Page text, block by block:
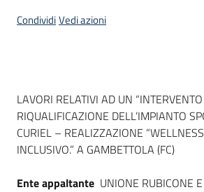
CondividiVedi azioni
Dati del bando
LAVORI RELATIVI AD UN
RIQUALIFICAZIONE DELL’IMPIANTO
CURIEL – REALIZZAZIONE
INCLUSIVO.” A GAMBETTOLA (FC)
Ente appaltante UNIONE RUBICONE